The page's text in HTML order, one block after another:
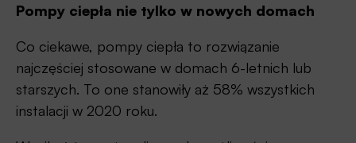
Pompy ciepła nie tylko w nowych domach
Co ciekawe, pompy ciepła to rozwiązanie
najczęściej stosowane w domach 6-letnich lub
starszych. To one stanowiły aż 58% wszystkich
instalacji w 2020 roku.